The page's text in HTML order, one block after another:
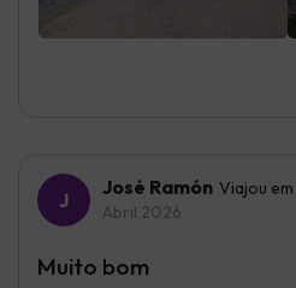
José Ramón Viajou
Abril 2026
Muito bom